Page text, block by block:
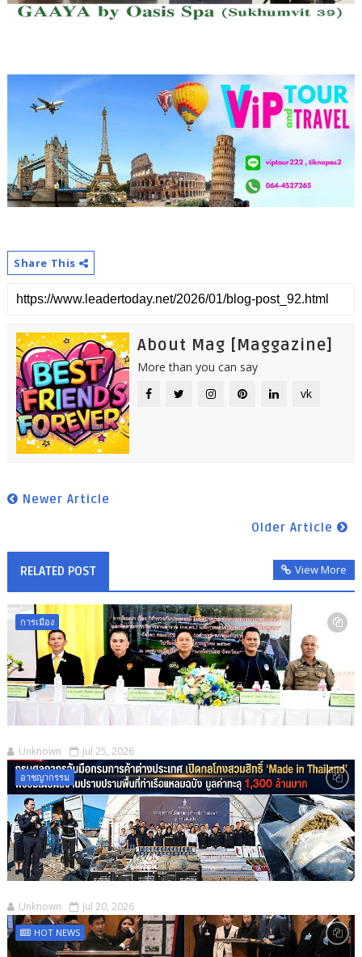
Share This
About Mag [Maggazine]
More than you can say
vk
Newer Article
Older Article
RELATED POST View More
การเมือง
Unknown Jul 25, 2026
อาชญากรรม
Unknown Jul 20, 2026
HOT NEWS